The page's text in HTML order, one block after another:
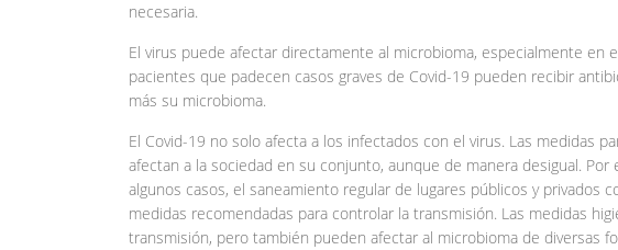
necesaria.
El virus puede afectar directamente al microbioma, especialmente en
pacientes que padecen casos graves de Covid-19 pueden recibir
más su microbioma.
El Covid-19 no solo afecta a los infectados con el virus. Las medidas
afectan a la sociedad en su conjunto, aunque de manera desigual.
algunos casos, el saneamiento regular de lugares públicos y privados
medidas recomendadas para controlar la transmisión. Las medidas
transmisión, pero también pueden afectar al microbioma de diversas